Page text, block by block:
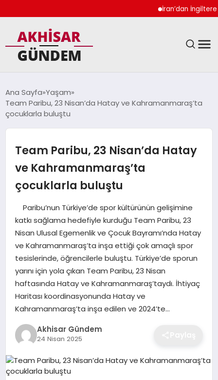
İran’dan İngiltere
DÜNYA
TEKNOLOJI
YAŞAM
Ana Sayfa Yaşam
Team Paribu, 23 Nisan’da Hatay ve Kahramanmaraş’ta
çocuklarla buluştu
Team Paribu, 23 Nisan’da Hatay
ve Kahramanmaraş’ta
çocuklarla buluştu
Paribu’nun Türkiye’de spor kültürünün gelişimine
katkı sağlama hedefiyle kurduğu Team Paribu, 23
Nisan Ulusal Egemenlik ve Çocuk Bayramı’nda Hatay
ve Kahramanmaraş’ta inşa ettiği çok amaçlı spor
tesislerinde, öğrencilerle buluştu. Türkiye’de sporun
yarını için yola çıkan Team Paribu, 23 Nisan
haftasında Hatay ve Kahramanmaraş’taydı. İhtiyaç
Haritası koordinasyonunda Hatay ve
Kahramanmaraş’ta inşa edilen ve 2024’te…
Akhisar Gündem
24 Nisan 2025